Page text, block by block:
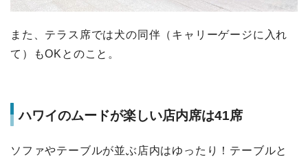
また、テラス席では犬の同伴（キャリーゲージに入れ
て）もOKとのこと。
ハワイのムードが楽しい店内席は41席
ソファやテーブルが並ぶ店内はゆったり！テーブルと